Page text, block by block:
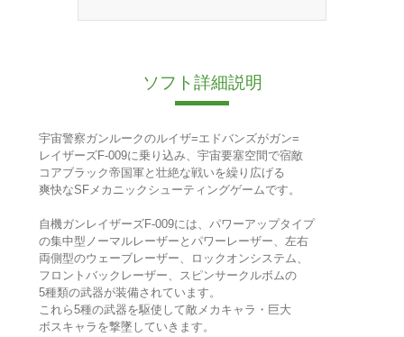
ソフト詳細説明
宇宙警察ガンルークのルイザ=エドバンズがガン=
レイザーズF-009に乗り込み、宇宙要塞空間で宿敵
コアブラック帝国軍と壮絶な戦いを繰り広げる
爽快なSFメカニックシューティングゲームです。
自機ガンレイザーズF-009には、パワーアップタイプ
の集中型ノーマルレーザーとパワーレーザー、左右
両側型のウェーブレーザー、ロックオンシステム、
フロントバックレーザー、スピンサークルボムの
5種類の武器が装備されています。
これら5種の武器を駆使して敵メカキャラ・巨大
ボスキャラを撃墜していきます。